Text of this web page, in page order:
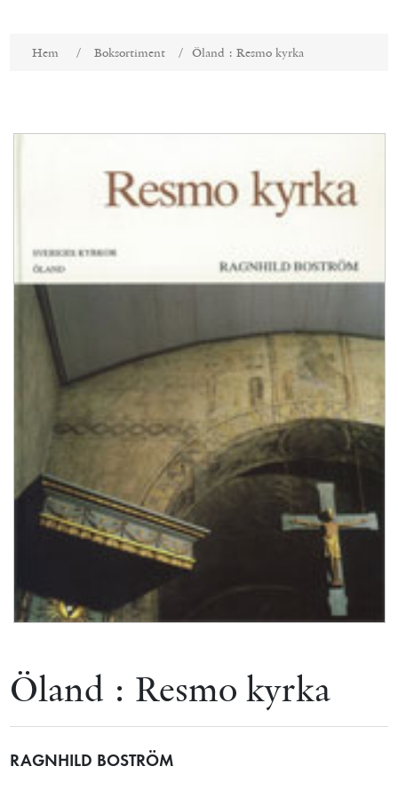
Hem / Boksortiment / Öland : Resmo kyrka
Öland : Resmo kyrka
RAGNHILD BOSTRÖM